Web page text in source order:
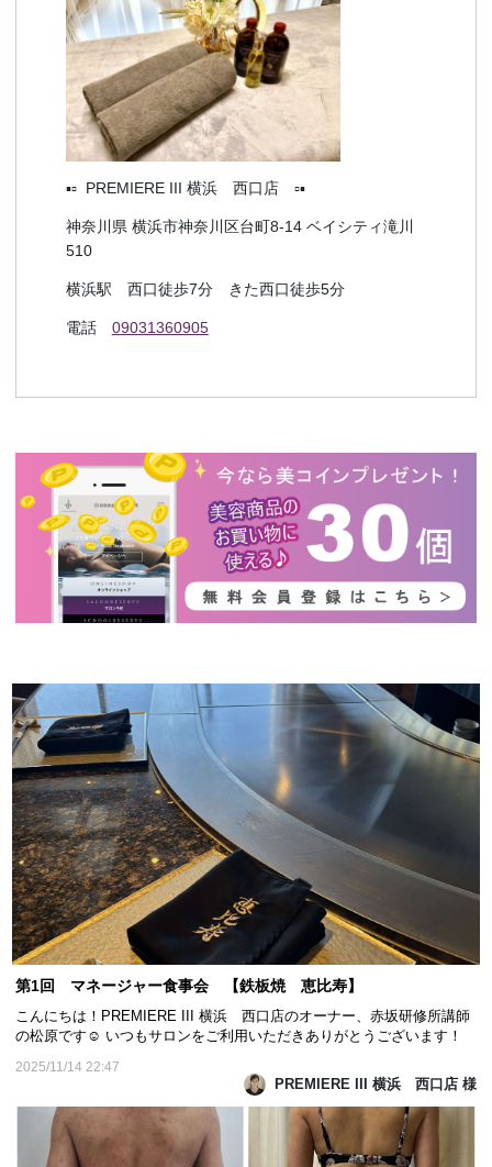
▪️▫️ PREMIERE III 横浜 西口店 ▫️▪️
神奈川県 横浜市神奈川区台町8-14 ベイシティ滝川
510
横浜駅 西口徒歩7分 きた西口徒歩5分
電話 09031360905
第1回 マネージャー食事会 【鉄板焼 恵比寿】
こんにちは！PREMIERE III 横浜 西口店のオーナー、赤坂研修所講師
の松原です☺️ いつもサロンをご利用いただきありがとうございます！
年が経ちました。関内からずっと通ってくださっているFIVE STARのお
客様や、たくさんのモデル会員の方々のおかげで、...
2025/11/14 22:47
PREMIERE III 横浜 西口店 様